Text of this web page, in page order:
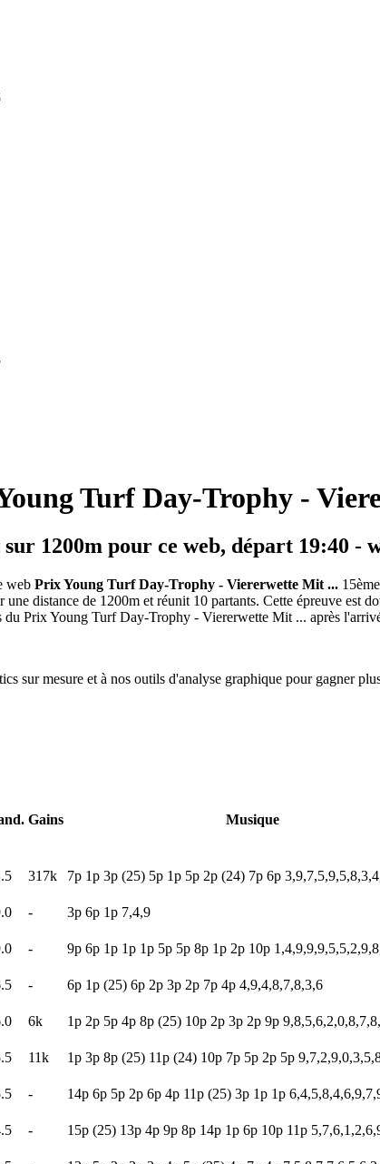
Turf Day-Trophy -
1200m pour ce web, départ 19:40 -
web Prix Young Turf Day-Trophy - Viererwette Mit ...
distance de 1200m et réunit 10 partants. Cette épreuve est
du Prix Young Turf Day-Trophy - Viererwette Mit ... après
sur mesure et à nos outils d'analyse graphique pour gagner
Gains Musique
317k 7p 1p 3p (25) 5p 1p 5p 2p (24) 7p 6p
- 3p 6p 1p 7,4,9
- 9p 6p 1p 1p 1p 5p 5p 8p 1p 2p 10p
- 6p 1p (25) 6p 2p 3p 2p 7p 4p 4,9,4,8,7,8,3,6
6k 1p 2p 5p 4p 8p (25) 10p 2p 3p 2p 9p
11k 1p 3p 8p (25) 11p (24) 10p 7p 5p 2p 5p
- 14p 6p 5p 2p 6p 4p 11p (25) 3p 1p 1p
- 15p (25) 13p 4p 9p 8p 14p 1p 6p 10p 11p